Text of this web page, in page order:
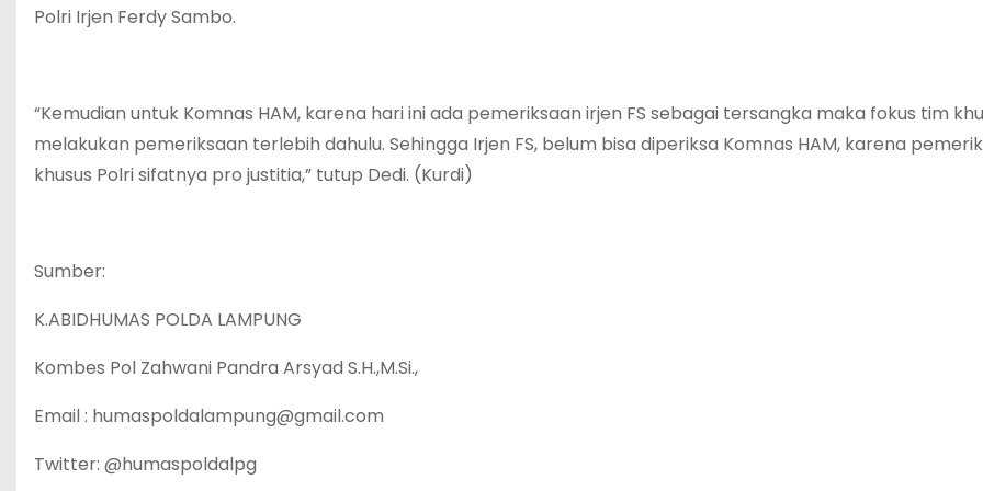
Polri Irjen Ferdy Sambo.
“Kemudian untuk Komnas HAM, karena hari ini ada pemeriksaan irjen FS sebagai tersangka maka fokus tim
melakukan pemeriksaan terlebih dahulu. Sehingga Irjen FS, belum bisa diperiksa Komnas HAM, karena
khusus Polri sifatnya pro justitia,” tutup Dedi. (Kurdi)
Sumber:
K.ABIDHUMAS POLDA LAMPUNG
Kombes Pol Zahwani Pandra Arsyad S.H.,M.Si.,
Email : humaspoldalampung@gmail.com
Twitter: @humaspoldalpg